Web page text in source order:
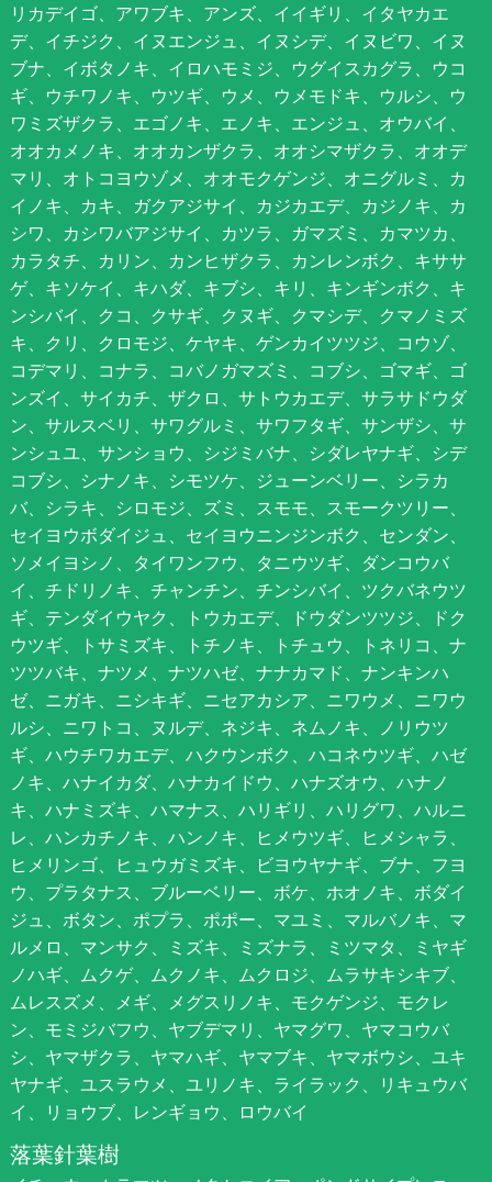
リカデイゴ、アワブキ、アンズ、イイギリ、イタヤカエ
デ、イチジク、イヌエンジュ、イヌシデ、イヌビワ、イヌ
ブナ、イボタノキ、イロハモミジ、ウグイスカグラ、ウコ
ギ、ウチワノキ、ウツギ、ウメ、ウメモドキ、ウルシ、ウ
ワミズザクラ、エゴノキ、エノキ、エンジュ、オウバイ、
オオカメノキ、オオカンザクラ、オオシマザクラ、オオデ
マリ、オトコヨウゾメ、オオモクゲンジ、オニグルミ、カ
イノキ、カキ、ガクアジサイ、カジカエデ、カジノキ、カ
シワ、カシワバアジサイ、カツラ、ガマズミ、カマツカ、
カラタチ、カリン、カンヒザクラ、カンレンボク、キササ
ゲ、キソケイ、キハダ、キブシ、キリ、キンギンボク、キ
ンシバイ、クコ、クサギ、クヌギ、クマシデ、クマノミズ
キ、クリ、クロモジ、ケヤキ、ゲンカイツツジ、コウゾ、
コデマリ、コナラ、コバノガマズミ、コブシ、ゴマギ、ゴ
ンズイ、サイカチ、ザクロ、サトウカエデ、サラサドウダ
ン、サルスベリ、サワグルミ、サワフタギ、サンザシ、サ
ンシュユ、サンショウ、シジミバナ、シダレヤナギ、シデ
コブシ、シナノキ、シモツケ、ジューンベリー、シラカ
バ、シラキ、シロモジ、ズミ、スモモ、スモークツリー、
セイヨウボダイジュ、セイヨウニンジンボク、センダン、
ソメイヨシノ、タイワンフウ、タニウツギ、ダンコウバ
イ、チドリノキ、チャンチン、チンシバイ、ツクバネウツ
ギ、テンダイウヤク、トウカエデ、ドウダンツツジ、ドク
ウツギ、トサミズキ、トチノキ、トチュウ、トネリコ、ナ
ツツバキ、ナツメ、ナツハゼ、ナナカマド、ナンキンハ
ゼ、ニガキ、ニシキギ、ニセアカシア、ニワウメ、ニワウ
ルシ、ニワトコ、ヌルデ、ネジキ、ネムノキ、ノリウツ
ギ、ハウチワカエデ、ハクウンボク、ハコネウツギ、ハゼ
ノキ、ハナイカダ、ハナカイドウ、ハナズオウ、ハナノ
キ、ハナミズキ、ハマナス、ハリギリ、ハリグワ、ハルニ
レ、ハンカチノキ、ハンノキ、ヒメウツギ、ヒメシャラ、
ヒメリンゴ、ヒュウガミズキ、ビヨウヤナギ、ブナ、フヨ
ウ、プラタナス、ブルーベリー、ボケ、ホオノキ、ボダイ
ジュ、ボタン、ポプラ、ポポー、マユミ、マルバノキ、マ
ルメロ、マンサク、ミズキ、ミズナラ、ミツマタ、ミヤギ
ノハギ、ムクゲ、ムクノキ、ムクロジ、ムラサキシキブ、
ムレスズメ、メギ、メグスリノキ、モクゲンジ、モクレ
ン、モミジバフウ、ヤブデマリ、ヤマグワ、ヤマコウバ
シ、ヤマザクラ、ヤマハギ、ヤマブキ、ヤマボウシ、ユキ
ヤナギ、ユスラウメ、ユリノキ、ライラック、リキュウバ
イ、リョウブ、レンギョウ、ロウバイ
落葉針葉樹